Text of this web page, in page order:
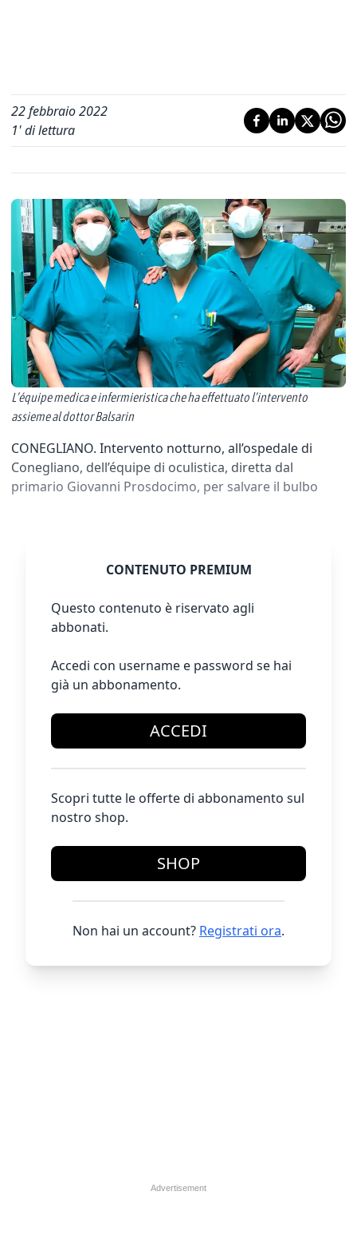
22 febbraio 2022
1' di lettura
L’équipe medica e infermieristica che ha effettuato l’intervento
assieme al dottor Balsarin
CONEGLIANO. Intervento notturno, all’ospedale di
Conegliano, dell’équipe di oculistica, diretta dal
primario Giovanni Prosdocimo, per salvare il bulbo
CONTENUTO PREMIUM
Questo contenuto è riservato agli
abbonati.
Accedi con username e password se hai
già un abbonamento.
ACCEDI
Scopri tutte le offerte di abbonamento sul
nostro shop.
SHOP
Non hai un account? Registrati ora.